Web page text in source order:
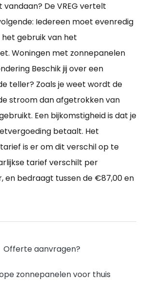
De VREG vertelt
Iedereen moet evenredig
gebruik van het
Woningen met zonnepanelen
Beschik jij over een
teller? Zoals je weet wordt de
stroom dan afgetrokken van
Een bijkomstigheid is dat je
betaalt. Het
is er om dit verschil op te
tarief verschilt per
en bedraagt tussen de €87,00 en
Offerte aanvragen?
zonnepanelen voor thuis